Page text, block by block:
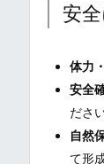
安
体力
安全
ださ
自然
て形